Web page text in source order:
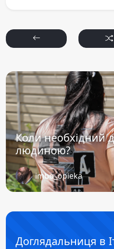
Коли необхідний
людиною?
imbo_opieka
Доглядальниця в